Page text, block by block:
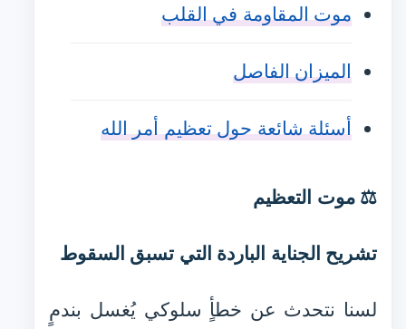
موت المقاومة في القلب
الميزان الفاصل
أسئلة شائعة حول تعظيم أمر الله
⚖️ موت التعظيم
تشريح الجناية الباردة التي تسبق السقوط
لسنا نتحدث عن خطأٍ سلوكي يُغسل بندمٍ